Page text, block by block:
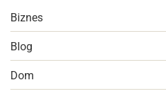
Biznes
Blog
Dom